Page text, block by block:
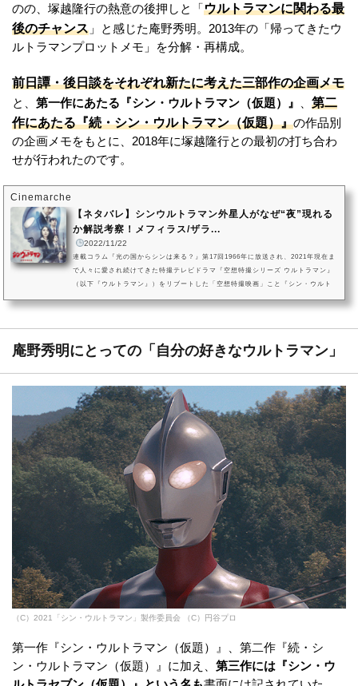
のの、塚越隆行の熱意の後押しと「 ウルトラマンに関わる最
後のチャンス 」と感じた庵野秀明。2013年の「帰ってきたウ
ルトラマンプロットメモ」を分解・再構成。
前日譚・後日談をそれぞれ新たに考えた三部作の企画メモ
と、 第一作にあたる『シン・ウルトラマン（仮題）』
第二
作にあたる『続・シン・ウルトラマン（仮題）』の作品別
の企画メモをもとに、2018年に塚越隆行との最初の打ち合わ
せが行われたのです。
Cinemarche
【ネタバレ】シンウルトラマン外星人がなぜ“夜”現れる
か解説考察！メフィラス/ザラ...
2022/11/22
連載コラム『光の国からシンは来る？』第17回1966年に放送され、2021年現在ま
で人々に愛され続けてきた特撮テレビドラマ『空想特撮シリーズ ウルトラマン』
（以下『ウルトラマン』）をリブートした「空想特撮映画」こと『シン・ウルト
庵野秀明にとっての「自分の好きなウルトラマン」
（C）2021「シン・ウルトラマン」製作委員会 （C）円谷プロ
第一作『シン・ウルトラマン（仮題）』、第二作『続・シ
ン・ウルトラマン（仮題）』に加え、 第三作には『シン・ウ